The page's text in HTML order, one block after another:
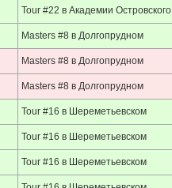
Tour #22 в Академии Островского
Masters #8 в Долгопрудном
Masters #8 в Долгопрудном
Masters #8 в Долгопрудном
Tour #16 в Шереметьевском
Tour #16 в Шереметьевском
Tour #16 в Шереметьевском